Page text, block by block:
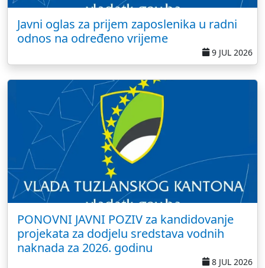
Javni oglas za prijem zaposlenika u radni
odnos na određeno vrijeme
9 JUL 2026
PONOVNI JAVNI POZIV za kandidovanje
projekata za dodjelu sredstava vodnih
naknada za 2026. godinu
8 JUL 2026